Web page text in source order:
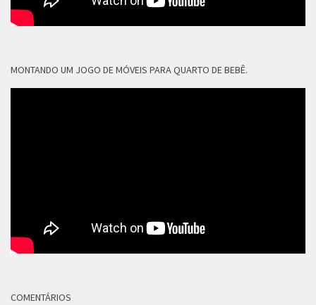
MONTANDO UM JOGO DE MÓVEIS PARA QUARTO DE BEBÊ.
COMENTÁRIOS